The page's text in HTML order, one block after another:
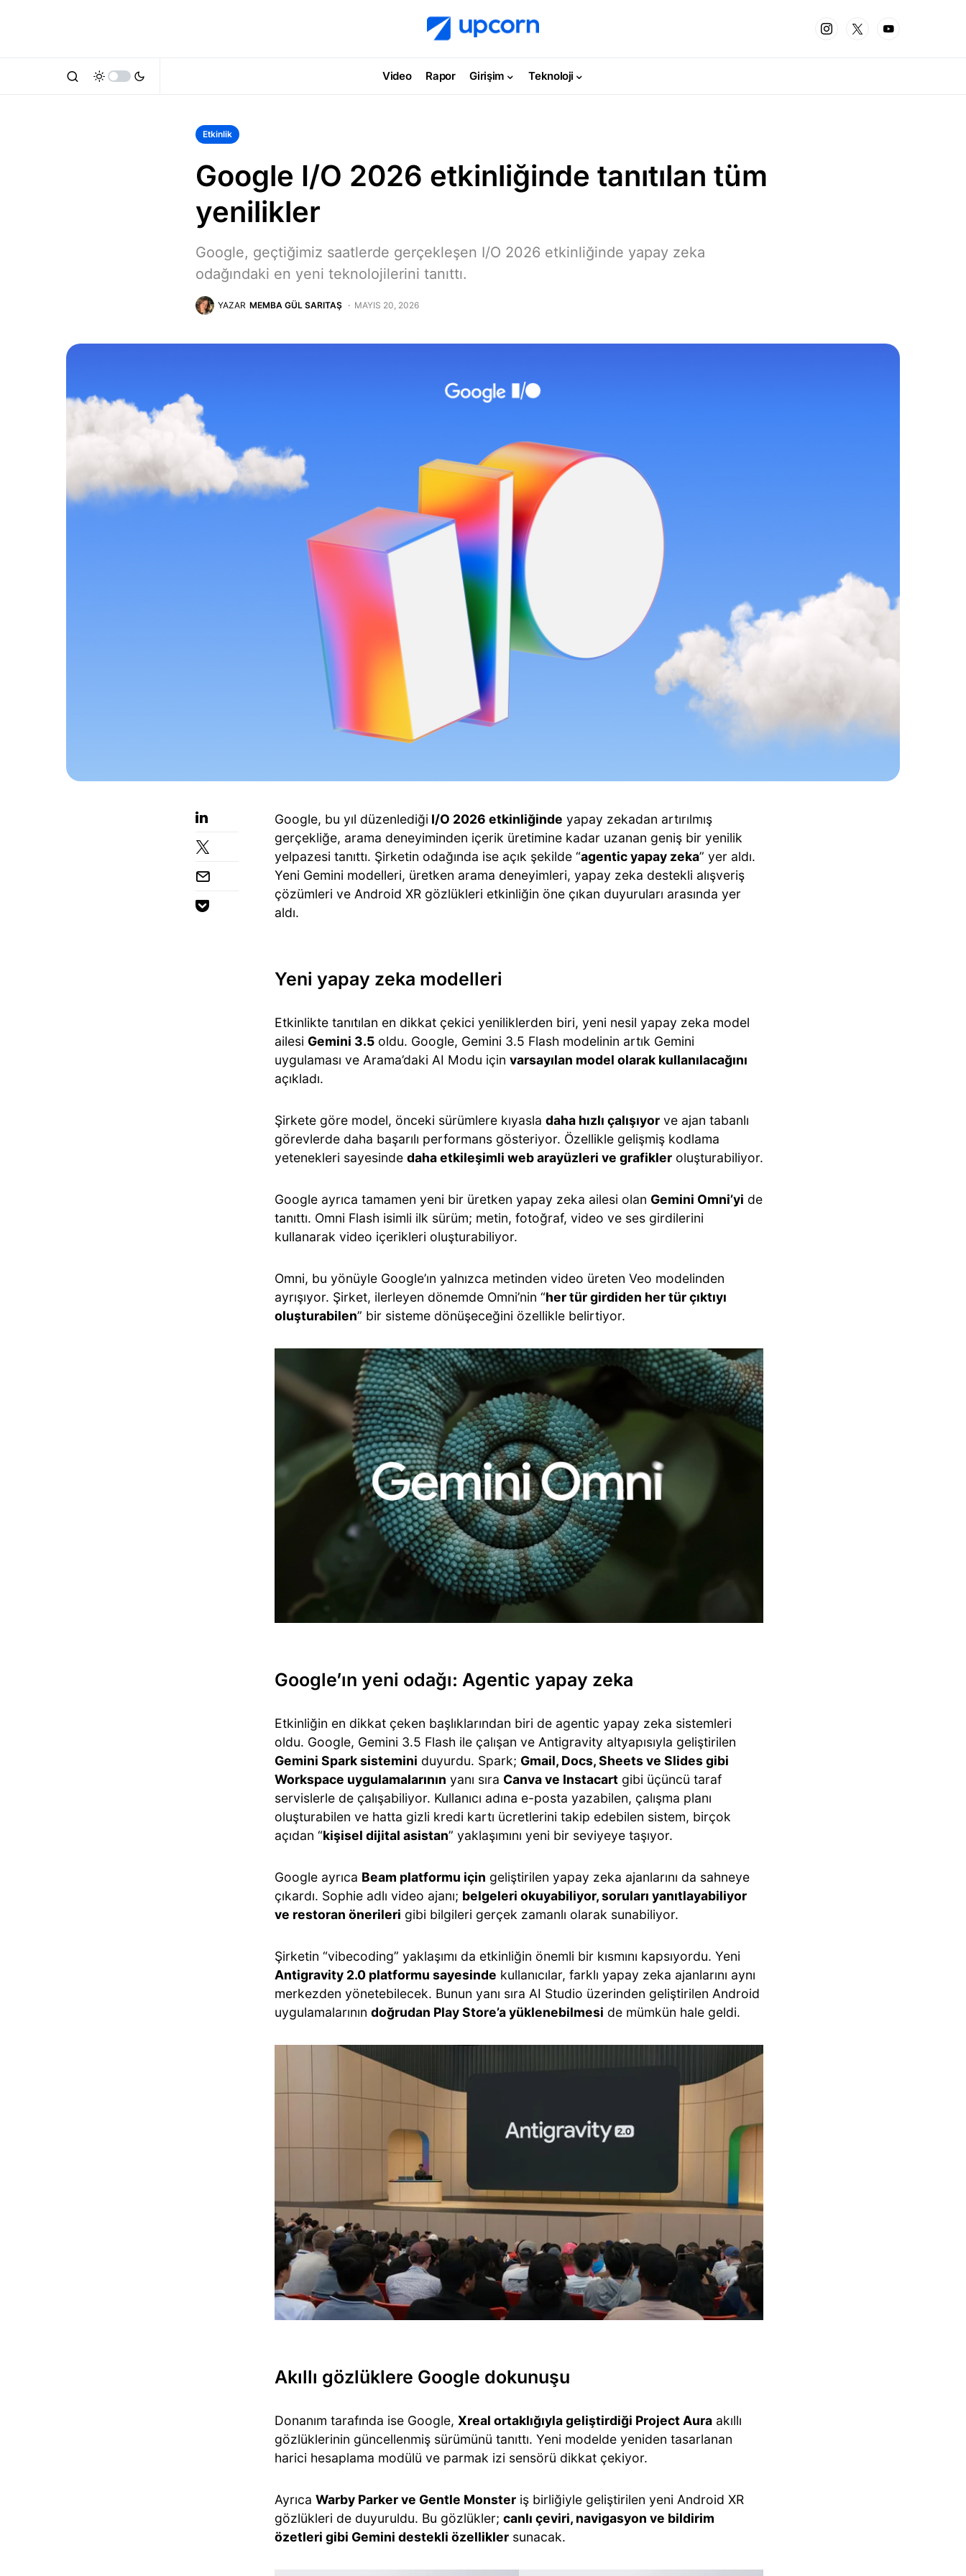
Video Rapor Girişim Teknoloji
Etkinlik
Google I/O 2026 etkinliğinde tanıtılan tüm
yenilikler
Google, geçtiğimiz saatlerde gerçekleşen I/O 2026 etkinliğinde yapay zeka
odağındaki en yeni teknolojilerini tanıttı.
YAZAR MEMBA GÜL SARITAŞ MAYIS 20, 2026
Google, bu yıl düzenlediği I/O 2026 etkinliğinde yapay zekadan artırılmış
gerçekliğe, arama deneyiminden içerik üretimine kadar uzanan geniş bir yenilik
yelpazesi tanıttı. Şirketin odağında ise açık şekilde “agentic yapay zeka” yer aldı.
Yeni Gemini modelleri, üretken arama deneyimleri, yapay zeka destekli alışveriş
çözümleri ve Android XR gözlükleri etkinliğin öne çıkan duyuruları arasında yer
aldı.
Yeni yapay zeka modelleri
Etkinlikte tanıtılan en dikkat çekici yeniliklerden biri, yeni nesil yapay zeka model
ailesi Gemini 3.5 oldu. Google, Gemini 3.5 Flash modelinin artık Gemini
uygulaması ve Arama’daki AI Modu için varsayılan model olarak kullanılacağını
açıkladı.
Şirkete göre model, önceki sürümlere kıyasla daha hızlı çalışıyor ve ajan tabanlı
görevlerde daha başarılı performans gösteriyor. Özellikle gelişmiş kodlama
yetenekleri sayesinde daha etkileşimli web arayüzleri ve grafikler oluşturabiliyor.
Google ayrıca tamamen yeni bir üretken yapay zeka ailesi olan Gemini Omni’yi de
tanıttı. Omni Flash isimli ilk sürüm; metin, fotoğraf, video ve ses girdilerini
kullanarak video içerikleri oluşturabiliyor.
Omni, bu yönüyle Google’ın yalnızca metinden video üreten Veo modelinden
ayrışıyor. Şirket, ilerleyen dönemde Omni’nin “her tür girdiden her tür çıktıyı
oluşturabilen” bir sisteme dönüşeceğini özellikle belirtiyor.
Google’ın yeni odağı: Agentic yapay zeka
Etkinliğin en dikkat çeken başlıklarından biri de agentic yapay zeka sistemleri
oldu. Google, Gemini 3.5 Flash ile çalışan ve Antigravity altyapısıyla geliştirilen
Gemini Spark sistemini duyurdu. Spark; Gmail, Docs, Sheets ve Slides gibi
Workspace uygulamalarının yanı sıra Canva ve Instacart gibi üçüncü taraf
servislerle de çalışabiliyor. Kullanıcı adına e-posta yazabilen, çalışma planı
oluşturabilen ve hatta gizli kredi kartı ücretlerini takip edebilen sistem, birçok
açıdan “kişisel dijital asistan” yaklaşımını yeni bir seviyeye taşıyor.
Google ayrıca Beam platformu için geliştirilen yapay zeka ajanlarını da sahneye
çıkardı. Sophie adlı video ajanı; belgeleri okuyabiliyor, soruları yanıtlayabiliyor
ve restoran önerileri gibi bilgileri gerçek zamanlı olarak sunabiliyor.
Şirketin “vibecoding” yaklaşımı da etkinliğin önemli bir kısmını kapsıyordu. Yeni
Antigravity 2.0 platformu sayesinde kullanıcılar, farklı yapay zeka ajanlarını aynı
merkezden yönetebilecek. Bunun yanı sıra AI Studio üzerinden geliştirilen Android
uygulamalarının doğrudan Play Store’a yüklenebilmesi de mümkün hale geldi.
Akıllı gözlüklere Google dokunuşu
Donanım tarafında ise Google, Xreal ortaklığıyla geliştirdiği Project Aura akıllı
gözlüklerinin güncellenmiş sürümünü tanıttı. Yeni modelde yeniden tasarlanan
harici hesaplama modülü ve parmak izi sensörü dikkat çekiyor.
Ayrıca Warby Parker ve Gentle Monster iş birliğiyle geliştirilen yeni Android XR
gözlükleri de duyuruldu. Bu gözlükler; canlı çeviri, navigasyon ve bildirim
özetleri gibi Gemini destekli özellikler sunacak.